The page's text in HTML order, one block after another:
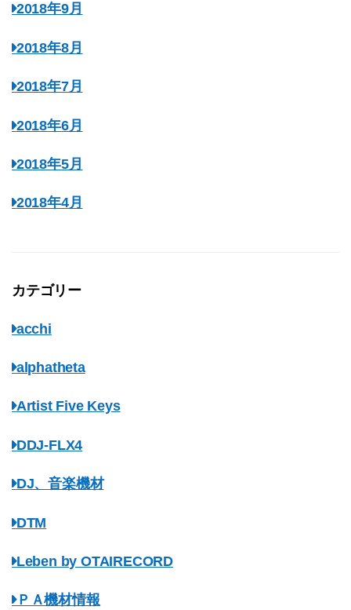
2018年9月
2018年8月
2018年7月
2018年6月
2018年5月
2018年4月
カテゴリー
acchi
alphatheta
Artist Five Keys
DDJ-FLX4
DJ、音楽機材
DTM
Leben by OTAIRECORD
ＰＡ機材情報